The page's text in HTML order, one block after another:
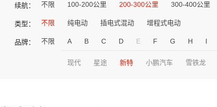
续航： 不限 100-200公里 200-300公里 300-400公里
类型： 不限 纯电动 插电式混动 增程式电动
品牌： 不限 A B C D E F G H I
现代 星途 新特 小鹏汽车 雪铁龙